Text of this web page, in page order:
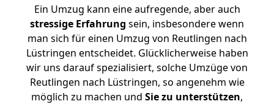
Ein Umzug kann eine aufregende, aber auch
stressige Erfahrung sein, insbesondere wenn
man sich für einen Umzug von Reutlingen nach
Lüstringen entscheidet. Glücklicherweise haben
wir uns darauf spezialisiert, solche Umzüge von
Reutlingen nach Lüstringen, so angenehm wie
möglich zu machen und Sie zu unterstützen,